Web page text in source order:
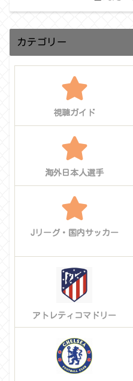
カテゴリー
視聴ガイド
海外日本人選手
Jリーグ・国内サッカー
アトレティコマドリー